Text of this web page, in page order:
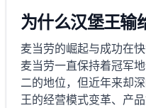
为什么汉堡王输
麦当劳的崛起与成功在
麦当劳一直保持着冠军
二的地位，但近年来却
王的经营模式变革、产